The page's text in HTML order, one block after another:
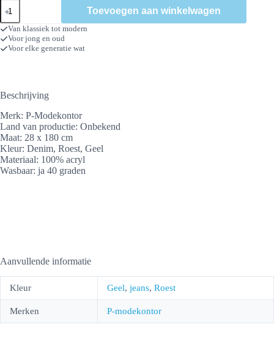
sjaal
Bram
aantal
Toevoegen aan winkelwagen
Van klassiek tot modern
Voor jong en oud
Voor elke generatie wat
Beschrijving
Merk: P-Modekontor
Land van productie: Onbekend
Maat: 28 x 180 cm
Kleur: Denim, Roest, Geel
Materiaal: 100% acryl
Wasbaar: ja 40 graden
Aanvullende informatie
Kleur Geel, jeans, Roest
Merken P-modekontor